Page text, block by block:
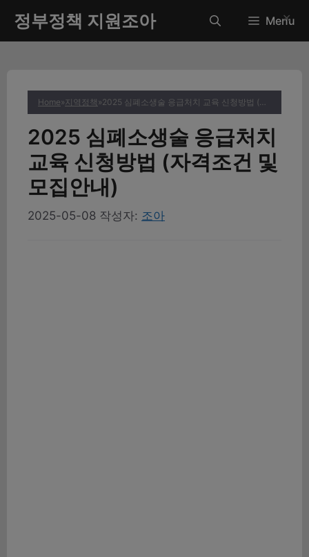
츠
정부정책 지원조아 Menu
Home»지역정책 » 2025 심폐소생술 응급처치 교육 신청방법 (자격조건 및 모집안내)
2025 심폐소생술 응급처치
교육 신청방법 (자격조건 및
모집안내)
2025-05-08 작성자: 조아
✕